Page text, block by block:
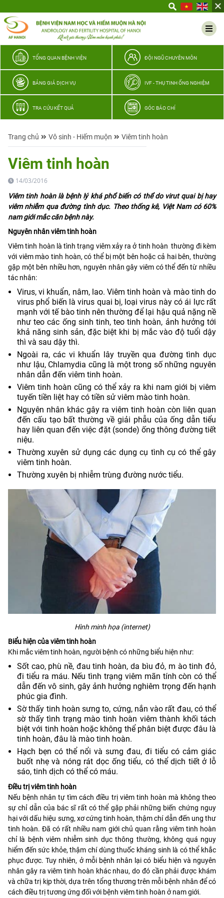
thương
TỔNG QUAN BỆNH VIỆN ĐỘI NGŨ CHUYÊN MÔN
BẢNG GIÁ DỊCH VỤ IVF - THỤ TINH ỐNG NGHIỆM
TRA CỨU KẾT QUẢ GÓC BÁO CHÍ
Trang chủ Vô sinh - Hiếm muộn Viêm tinh hoàn
Viêm tinh hoàn
14/03/2016
Viêm tinh hoàn là bệnh lý khá phổ biến có thể do virut quai bị hay
viêm nhiễm qua đường tình dục. Theo thống kê, Việt Nam có 60%
nam giới mắc căn bệnh này.
Nguyên nhân viêm tinh hoàn
Viêm tinh hoàn là tình trạng viêm xảy ra ở tinh hoàn thường đi kèm
với viêm mào tinh hoàn, có thể bị một bên hoặc cả hai bên, thường
gặp một bên nhiều hơn, nguyên nhân gây viêm có thể đến từ nhiều
tác nhân:
Virus, vi khuẩn, nâm, lao. Viêm tinh hoàn và mào tinh do
virus phổ biến là virus quai bị, loại virus này có ái lực rất
mạnh với tế bào tinh nên thường để lại hậu quả nặng nề
như teo các ống sinh tinh, teo tinh hoàn, ảnh hưởng tới
khả năng sinh sản, đặc biệt khi bị mắc vào độ tuổi dậy
thì và sau dậy thì.
Ngoài ra, các vi khuẩn lây truyền qua đường tình dục
như lậu, Chlamydia cũng là một trong số những nguyên
nhân dẫn đến viêm tinh hoàn.
Viêm tinh hoàn cũng có thể xảy ra khi nam giới bị viêm
tuyến tiền liệt hay có tiền sử viêm mào tinh hoàn.
Nguyên nhân khác gây ra viêm tinh hoàn còn liên quan
đến cấu tạo bất thường về giải phẫu của ống dẫn tiểu
hay liên quan đến việc đặt (sonde) ống thông đường tiết
niệu.
Thường xuyên sử dụng các dụng cụ tình cụ có thể gây
viêm tinh hoàn.
Thường xuyên bị nhiễm trùng đường nước tiểu.
Hình minh họa (internet)
Biểu hiện của viêm tinh hoàn
Khi mắc viêm tinh hoàn, người bệnh có những biểu hiện như:
Sốt cao, phù nề, đau tinh hoàn, da bìu đỏ, m ào tinh đỏ,
đi tiểu ra máu. Nếu tình trạng viêm mãn tính còn có thể
dẫn đến vô sinh, gây ảnh hưởng nghiêm trọng đến hạnh
phúc gia đình.
Sờ thấy tinh hoàn sưng to, cứng, nắn vào rất đau, có thể
sờ thấy tình trạng mào tinh hoàn viêm thành khối tách
biệt với tinh hoàn hoặc không thể phân biệt được đâu là
tinh hoàn, đâu là mào tinh hoàn.
Hạch bẹn có thể nổi và sưng đau, đi tiểu có cảm giác
buốt nhẹ và nóng rát dọc ống tiểu, có thể dịch tiết ở lỗ
sáo, tinh dịch có thể có máu.
Điều trị viêm tinh hoàn
Nếu bệnh nhân tự tìm cách điều trị viêm tinh hoàn mà không theo
sự chỉ dẫn của bác sĩ rất có thể gặp phải những biến chứng nguy
hại với dấu hiệu sưng, xơ cứng tinh hoàn, thậm chí dẫn đến ung thư
tinh hoàn. Đã có rất nhiều nam giới chủ quan rằng viêm tinh hoàn
chỉ là bệnh viêm nhiễm sinh dục thông thường, không quá nguy
hiểm đến sức khỏe, thậm chí dùng thuốc kháng sinh là có thể khắc
phục được. Tuy nhiên, ở mỗi bệnh nhân lại có biểu hiện và nguyên
nhân gây ra viêm tinh hoàn khác nhau, do đó cần phải được khám
và chữa trị kịp thời, dựa trên tổng thương trên mỗi bệnh nhân để có
cách điều trị tương ứng đối với bệnh viêm tinh hoàn ở nam giới.